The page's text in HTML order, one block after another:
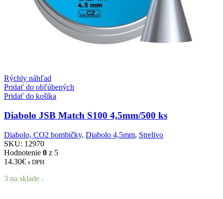
Rýchly náhľad
Pridať do obľúbených
Pridať do košíka
Diabolo JSB Match S100 4,5mm/500 ks
Diabolo, CO2 bombičky, Diabolo 4,5mm, Strelivo
SKU: 12970
Hodnotenie 0 z 5
14.30€ s DPH
3 na sklade .